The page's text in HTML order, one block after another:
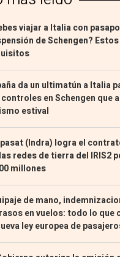
viajar a Italia con
de Schengen?
da un ultimatún a Italia
en Schengen que
estival
(Indra) logra el
redes de tierra del IRIS2
millones
de mano,
en vuelos: todo lo que
ley europea de